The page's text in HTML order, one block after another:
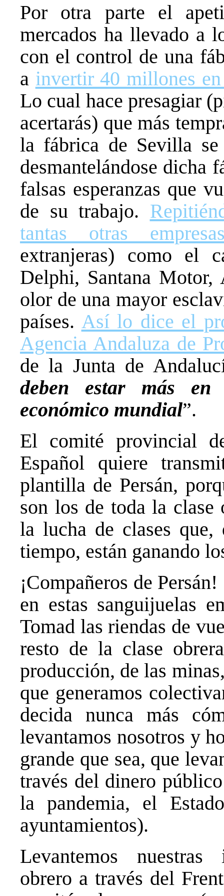
Por otra parte el
mercados ha llevado a
con el control de una
a invertir 40 millones
Lo cual hace presagiar
acertarás) que más
la fábrica de Sevilla
desmantelándose dicha
falsas esperanzas que
de su trabajo.
tantas otras
extranjeras) como el
Delphi, Santana
olor de una mayor
países. Así lo dice el
Agencia Andaluza de
de la Junta de
deben estar más
económico mundial”.
El comité provincial
Español quiere
plantilla de Persán,
son los de toda la clase
la lucha de clases
tiempo, están ganando
¡Compañeros de
en estas sanguijuelas
Tomad las riendas de
resto de la clase
producción, de las
que generamos
decida nunca más
levantamos nosotros y
grande que sea, que
través del dinero
la pandemia, el
ayuntamientos).
Levantemos
obrero a través del